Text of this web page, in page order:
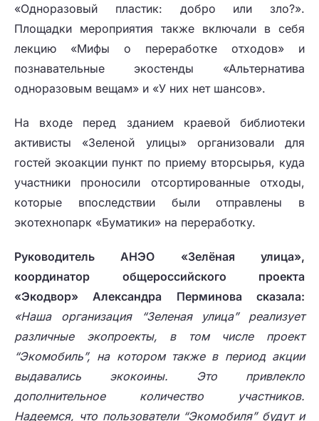
«Одноразовый пластик: добро или зло?».
Площадки мероприятия также включали в себя
лекцию «Мифы о переработке отходов» и
познавательные экостенды «Альтернатива
одноразовым вещам» и «У них нет шансов».
На входе перед зданием краевой библиотеки
активисты «Зеленой улицы» организовали для
гостей экоакции пункт по приему вторсырья, куда
участники проносили отсортированные отходы,
которые впоследствии были отправлены в
экотехнопарк «Буматики» на переработку.
Руководитель АНЭО «Зелёная улица»,
координатор общероссийского проекта
«Экодвор» Александра Перминова сказала:
«Наша организация “Зеленая улица” реализует
различные экопроекты, в том числе проект
“Экомобиль”, на котором также в период акции
выдавались экокоины. Это привлекло
дополнительное количество участников.
Надеемся, что пользователи “Экомобиля” будут и